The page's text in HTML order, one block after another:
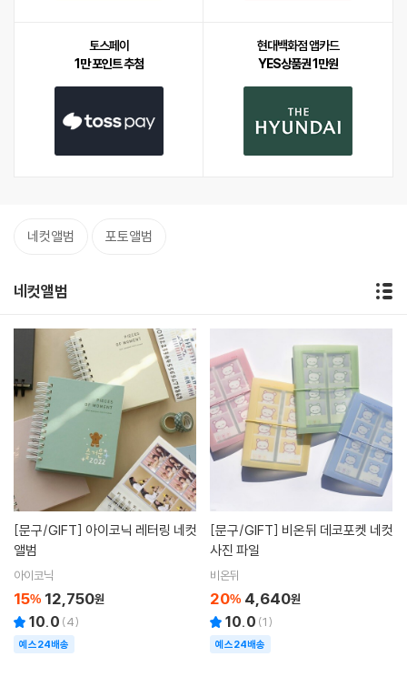
토스페이
1만 포인트 추첨
현대백화점 앱카드
YES상품권 1만원
네컷앨범 포토앨범
네컷앨범
[문구/GIFT]
앨범
아이코닉
15% 12,750원
10.0 (4)
예스24배송
[문구/GIFT]
사진 파일
비온뒤
20% 4,640원
10.0 (1)
예스24배송